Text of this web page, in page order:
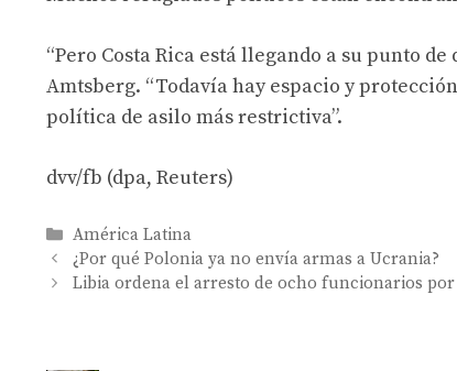
“Pero Costa Rica está llegando a su punto
Amtsberg. “Todavía hay espacio y
política de asilo más restrictiva”.
dvv/fb (dpa, Reuters)
Categories
América Latina
¿Por qué Polonia ya no envía armas a Ucrania?
Libia ordena el arresto de ocho funcionarios